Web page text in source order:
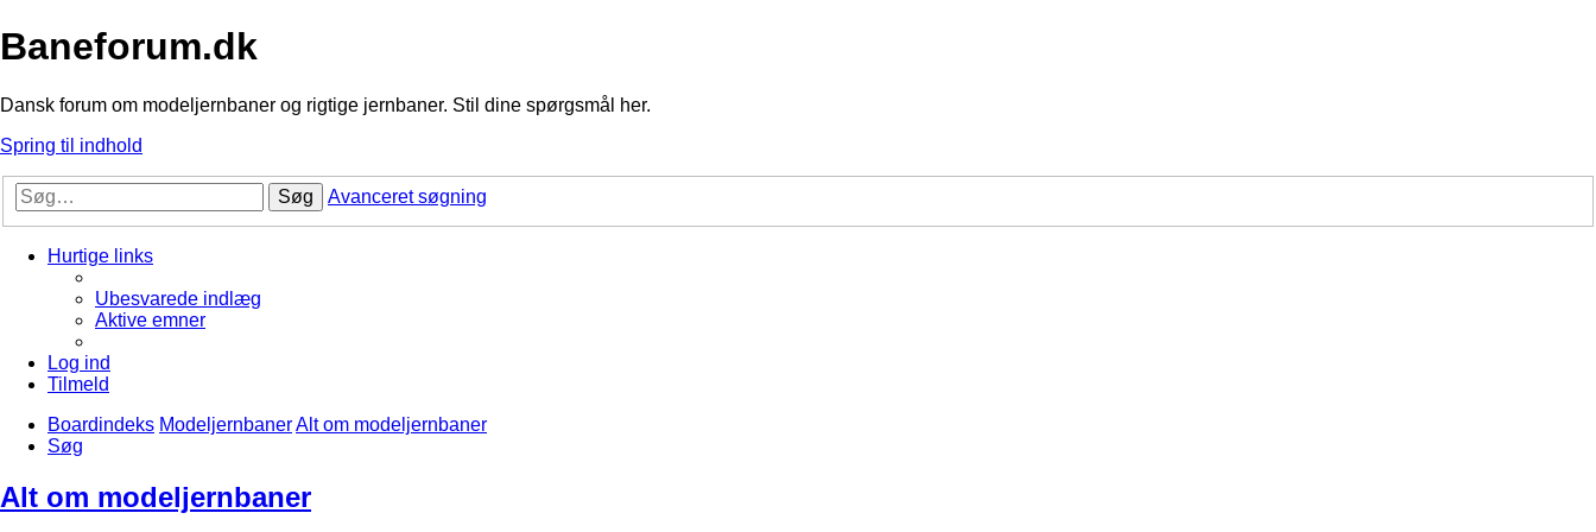
Baneforum.dk
Dansk forum om modeljernbaner og rigtige jernbaner. Stil dine spørgsmål her.
Spring til indhold
Søg Avanceret søgning
Hurtige links
Ubesvarede indlæg
Aktive emner
Log ind
Tilmeld
Boardindeks ModeljernbanerAlt om modeljernbaner
Søg
Alt om modeljernbaner